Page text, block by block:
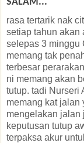
rasa tertarik nak
setiap tahun akan
selepas 3 minggu
memang tak
terbesar
ni memang akan
tutup. tadi Nurseri
memang kat jalan
mengelakan jalan
keputusan tutup
terpaksa akur